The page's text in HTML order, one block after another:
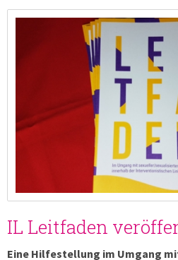
IL Leitfaden
Eine Hilfestellung im Umgang